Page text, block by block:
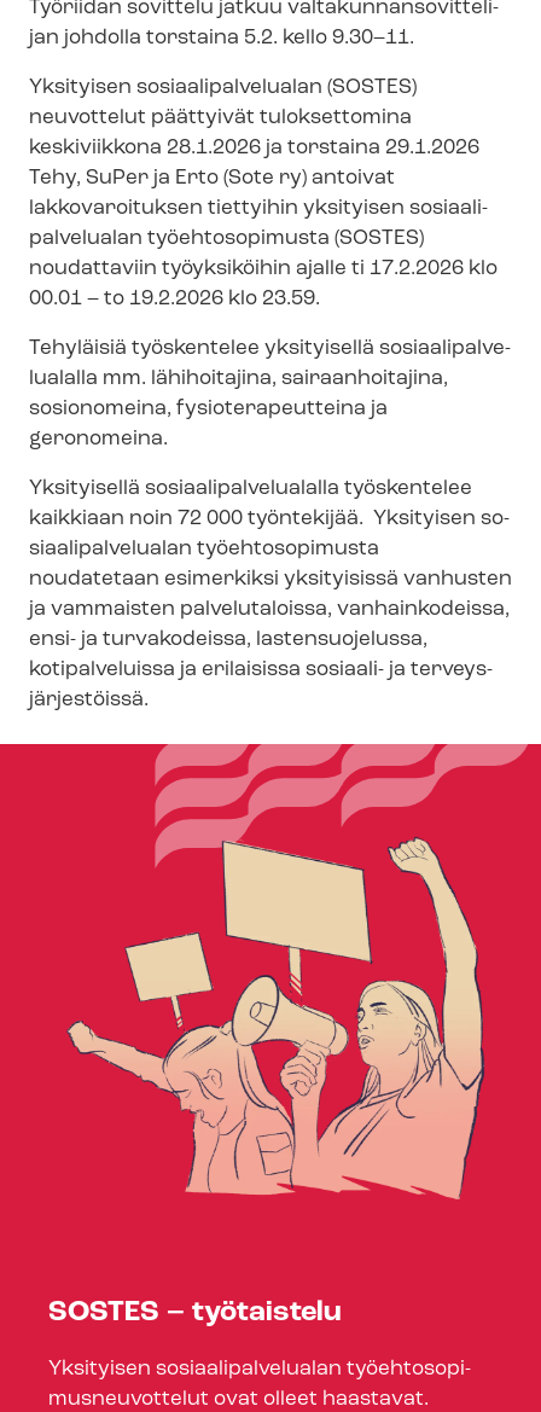
Työriidan sovittelu jatkuu val­ta­kun­nan­so­vit­te­li­
jan johdolla torstaina 5.2. kello 9.30–11.
Yksityisen so­si­aa­li­pal­ve­lua­lan (SOSTES)
neuvottelut päättyivät tuloksettomina
keskiviikkona 28.1.2026 ja torstaina 29.1.2026
Tehy, SuPer ja Erto (Sote ry) antoivat
lakkovaroituksen tiettyihin yksityisen so­si­aa­li­
pal­ve­lua­lan työehtosopimusta (SOSTES)
noudattaviin työyksiköihin ajalle ti 17.2.2026 klo
00.01 – to 19.2.2026 klo 23.59.
Tehyläisiä työskentelee yksityisellä so­si­aa­li­pal­ve­
lua­lal­la mm. lähihoitajina, sairaanhoitajina,
sosionomeina, fy­sio­te­ra­peut­tei­na ja
geronomeina.
Yksityisellä so­si­aa­li­pal­ve­lua­lal­la työskentelee
kaikkiaan noin 72 000 työntekijää. Yksityisen so­
si­aa­li­pal­ve­lua­lan työehtosopimusta
noudatetaan esimerkiksi yksityisissä vanhusten
ja vammaisten palvelutaloissa, vanhainkodeissa,
ensi- ja turvakodeissa, lastensuojelussa,
kotipalveluissa ja erilaisissa sosiaali- ja ter­veys­
jär­jes­töis­sä.
SOSTES – työtaistelu
Yksityisen so­si­aa­li­pal­ve­lua­lan työ­eh­to­so­pi­
mus­neu­vot­te­lut ovat olleet haastavat.